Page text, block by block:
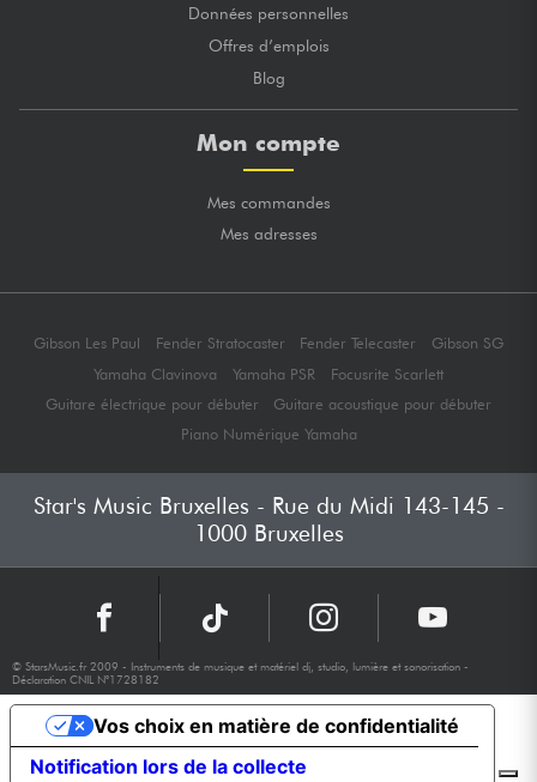
Données personnelles
Offres d’emplois
Blog
Mon compte
Mes commandes
Mes adresses
Gibson Les Paul Fender Stratocaster Fender Telecaster
Gibson SG
Yamaha Clavinova
Yamaha PSR
Focusrite Scarlett
Guitare électrique pour débuter
Guitare acoustique pour débuter
Piano Numérique Yamaha
Star's Music Bruxelles - Rue du Midi 143-145 -
1000 Bruxelles
© StarsMusic.fr 2009 - Instruments de musique et matériel dj, studio, lumière et sonorisation -
Déclaration CNIL N°1728182
Notification lors de la collecte
Vos choix en matière de confidentialité